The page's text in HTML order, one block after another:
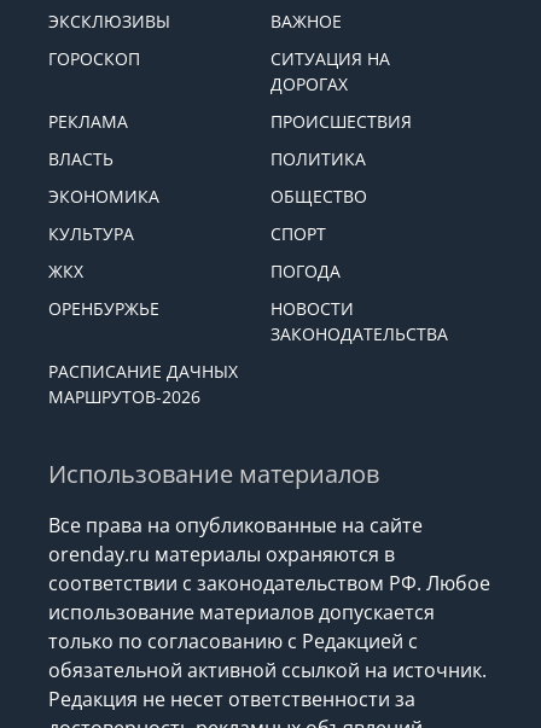
ЭКСКЛЮЗИВЫ
ВАЖНОЕ
ГОРОСКОП
СИТУАЦИЯ НА
ДОРОГАХ
РЕКЛАМА
ПРОИСШЕСТВИЯ
ВЛАСТЬ
ПОЛИТИКА
ЭКОНОМИКА
ОБЩЕСТВО
КУЛЬТУРА
СПОРТ
ЖКХ
ПОГОДА
ОРЕНБУРЖЬЕ
НОВОСТИ
ЗАКОНОДАТЕЛЬСТВА
РАСПИСАНИЕ ДАЧНЫХ
МАРШРУТОВ-2026
Использование материалов
Все права на опубликованные на сайте
orenday.ru материалы охраняются в
соответствии с законодательством РФ. Любое
использование материалов допускается
только по согласованию с Редакцией с
обязательной активной ссылкой на источник.
Редакция не несет ответственности за